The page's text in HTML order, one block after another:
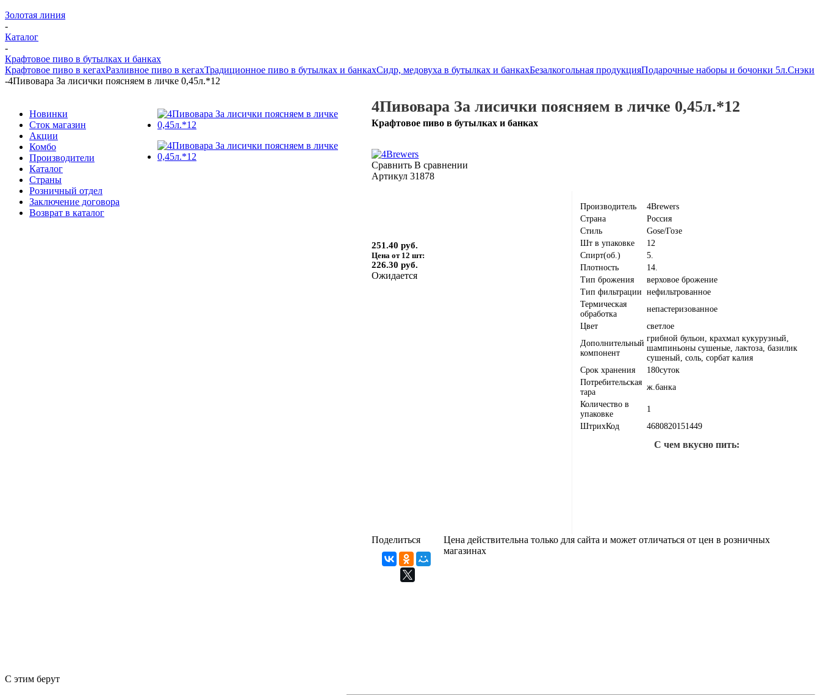
Золотая линия
-
Каталог
-
Крафтовое пиво в бутылках и банках
Крафтовое пиво в кегахРазливное пиво в кегахТрадиционное пиво в бутылках и банкахСидр, медовуха в бутылках и банкахБезалкогольная продукцияПодарочные наборы и бочонки 5л.Снэки
-4Пивовара За лисички поясняем в личке 0,45л.*12
Новинки
Сток магазин
Акции
Комбо
Производители
Каталог
Страны
Розничный отдел
Заключение договора
Возврат в каталог
4Пивовара За лисички поясняем в личке 0,45л.*12
Крафтовое пиво в бутылках и банках
Сравнить В сравнении
Артикул 31878
251.40 руб.
Цена от 12 шт:
226.30 руб.
Ожидается
Производитель
4Brewers
Страна
Россия
Стиль
Gose/Гозе
Шт в упаковке
12
Спирт(об.)
5.
Плотность
14.
Тип брожения
верховое брожение
Тип фильтрации нефильтрованное
Термическая
обработка
непастеризованное
Цвет
светлое
Дополнительный
компонент
грибной бульон, крахмал кукурузный,
шампиньоны сушеные, лактоза, базилик
сушеный, соль, сорбат калия
Срок хранения
180суток
Потребительская
тара
ж.банка
Количество в
упаковке
1
ШтрихКод
4680820151449
С чем вкусно пить:
Поделиться
Цена действительна только для сайта и может отличаться от цен в розничных
магазинах
С этим берут